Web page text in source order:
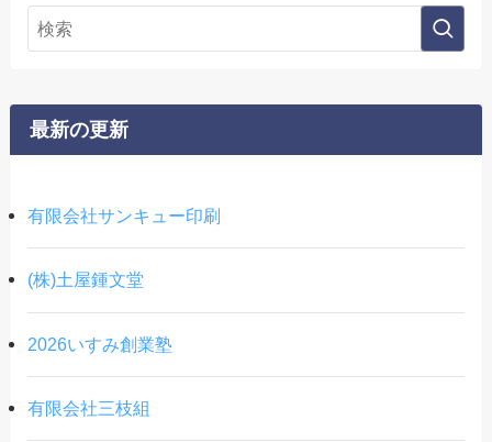
最新の更新
有限会社サンキュー印刷
(株)土屋鍾文堂
2026いすみ創業塾
有限会社三枝組